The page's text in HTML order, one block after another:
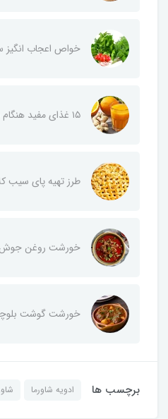
خواص اعجاب انگیز
۱۵ غذای مفید هنگام سرماخوردگی
طرز تهیه پای سیب
خورشت روغن جوش
خورشت گوشت
برچسب ها ادویه شاورما